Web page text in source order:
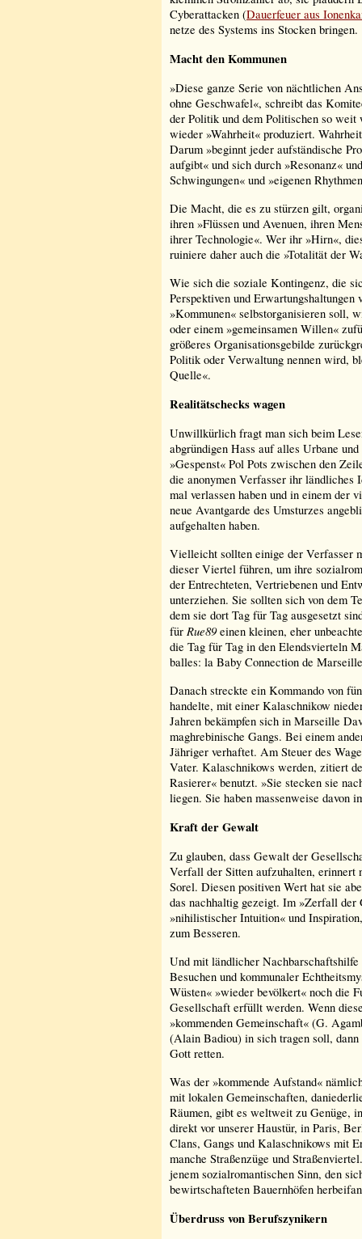
Cyberattacken (Dauerfeuer aus
netze des Systems ins Stocken
Macht den Kommunen
»Diese ganze Serie von nächtlichen
ohne Geschwafel«, schreibt das
der Politik und dem Politischen so
wieder »Wahrheit« produziert.
Darum »beginnt jeder aufständische
aufgibt« und sich durch »Resonanz«
Schwingungen« und »eigenen
Die Macht, die es zu stürzen gilt,
ihren »Flüssen und Avenuen, ihren
ihrer Technologie«. Wer ihr »Hirn«,
ruiniere daher auch die »Totalität der
Wie sich die soziale Kontingenz, die
Perspektiven und
»Kommunen« selbstorganisieren soll,
oder einem »gemeinsamen Willen«
größeres Organisationsgebilde
Politik oder Verwaltung nennen wird,
Quelle«.
Realitätschecks wagen
Unwillkürlich fragt man sich beim
abgründigen Hass auf alles Urbane
»Gespenst« Pol Pots zwischen den
die anonymen Verfasser ihr
mal verlassen haben und in einem der
neue Avantgarde des Umsturzes
aufgehalten haben.
Vielleicht sollten einige der Verfasser
dieser Viertel führen, um ihre
der Entrechteten, Vertriebenen und
unterziehen. Sie sollten sich von dem
dem sie dort Tag für Tag ausgesetzt
für Rue89einen kleinen, eher
die Tag für Tag in den Elendsvierteln
balles: la Baby Connection de
Danach streckte ein Kommando von
handelte, mit einer Kalaschnikow
Jahren bekämpfen sich in Marseille
maghrebinische Gangs. Bei einem
Jähriger verhaftet. Am Steuer des
Vater. Kalaschnikows werden, zitiert
Rasierer« benutzt. »Sie stecken sie
liegen. Sie haben massenweise davon
Kraft der Gewalt
Zu glauben, dass Gewalt der
Verfall der Sitten aufzuhalten, erinnert
Sorel. Diesen positiven Wert hat sie
das nachhaltig gezeigt. Im »Zerfall
»nihilistischer Intuition« und
zum Besseren.
Und mit ländlicher
Besuchen und kommunaler
Wüsten« »wieder bevölkert« noch die
Gesellschaft erfüllt werden. Wenn
»kommenden Gemeinschaft« (G.
(Alain Badiou) in sich tragen soll,
Gott retten.
Was der »kommende Aufstand«
mit lokalen Gemeinschaften,
Räumen, gibt es weltweit zu Genüge,
direkt vor unserer Haustür, in Paris,
Clans, Gangs und Kalaschnikows mit
manche Straßenzüge und
jenem sozialromantischen Sinn, den
bewirtschafteten Bauernhöfen
Überdruss von Berufszynikern